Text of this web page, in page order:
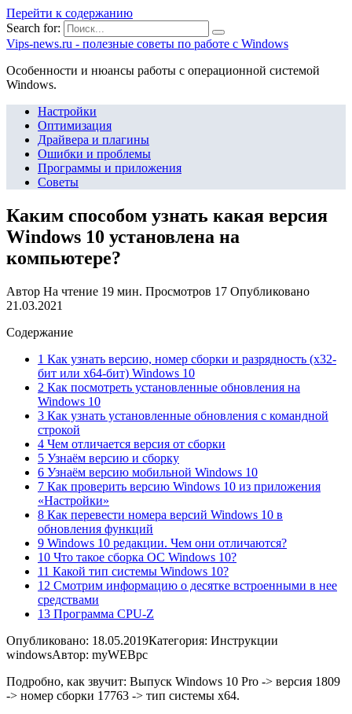
Перейти к содержанию
Search for:
Vips-news.ru - полезные советы по работе с Windows
Особенности и нюансы работы с операционной системой
Windows.
Настройки
Оптимизация
Драйвера и плагины
Ошибки и проблемы
Программы и приложения
Советы
Каким способом узнать какая версия
Windows 10 установлена на
компьютере?
Автор На чтение 19 мин. Просмотров 17 Опубликовано
21.03.2021
Содержание
1 Как узнать версию, номер сборки и разрядность (x32-
бит или x64-бит) Windows 10
2 Как посмотреть установленные обновления на
Windows 10
3 Как узнать установленные обновления с командной
строкой
4 Чем отличается версия от сборки
5 Узнаём версию и сборку
6 Узнаём версию мобильной Windows 10
7 Как проверить версию Windows 10 из приложения
«Настройки»
8 Как перевести номера версий Windows 10 в
обновления функций
9 Windows 10 редакции. Чем они отличаются?
10 Что такое сборка ОС Windows 10?
11 Какой тип системы Windows 10?
12 Смотрим информацию о десятке встроенными в нее
средствами
13 Программа CPU-Z
Опубликовано: 18.05.2019Категория: Инструкции
windowsАвтор: myWEBpc
Подробно, как звучит: Выпуск Windows 10 Pro -> версия 1809
-> номер сборки 17763 -> тип системы x64.